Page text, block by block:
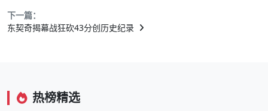
下一篇：
东契奇揭幕战狂砍43分创历史纪录
热榜精选